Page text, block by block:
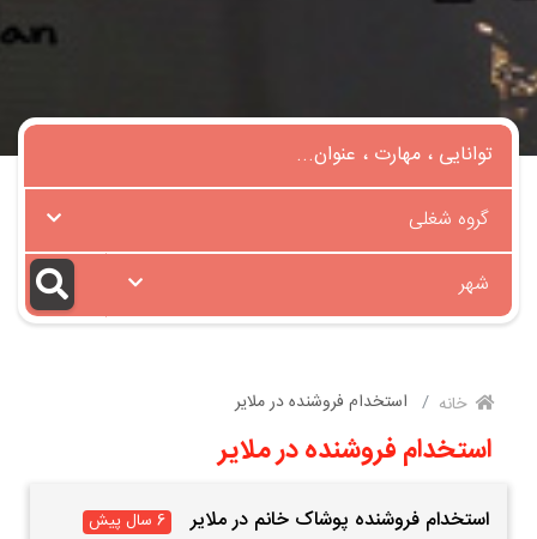
گروه شغلی
شهر
خانه استخدام فروشنده در ملایر
استخدام فروشنده در ملایر
استخدام فروشنده پوشاک خانم در ملایر 6 سال پیش